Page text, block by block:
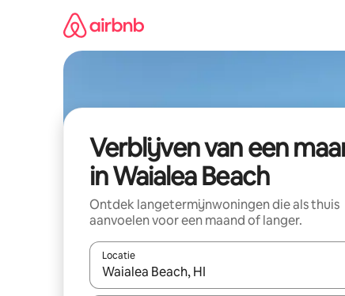
Verblijven van een
in Waialea Beach
Ontdek langetermijnwoningen die als thuis
aanvoelen voor een maand of langer.
Locatie
Wanneer er resultaten beschikbaar zijn, maak